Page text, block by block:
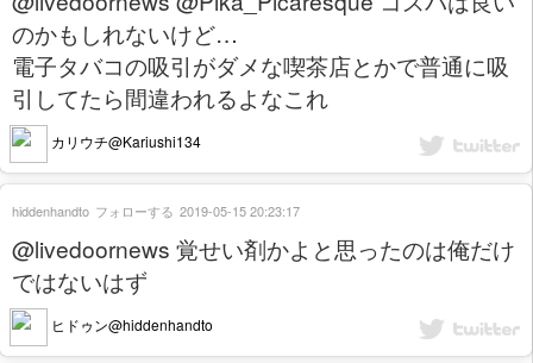
のかもしれないけど…
電子タバコの吸引がダメな喫茶店とかで普通に吸
引してたら間違われるよなこれ
カリウチ@Kariushi134
@livedoornews 覚せい剤かよと思ったのは俺だけ
ではないはず
ヒドゥン@hiddenhandto
hiddenhandto フォローする 2019-05-15 20:23:17